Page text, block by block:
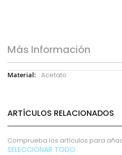
Más Información
Más
Acetato
ARTÍCULOS RELACIONADOS
Comprueba los artículos para
SELECCIONAR TODO